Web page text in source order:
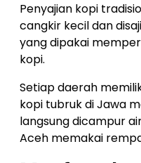
Penyajian kopi
cangkir kecil dan
yang dipakai
kopi.
Setiap daerah
kopi tubruk di Jawa
langsung dicampur
Aceh memakai